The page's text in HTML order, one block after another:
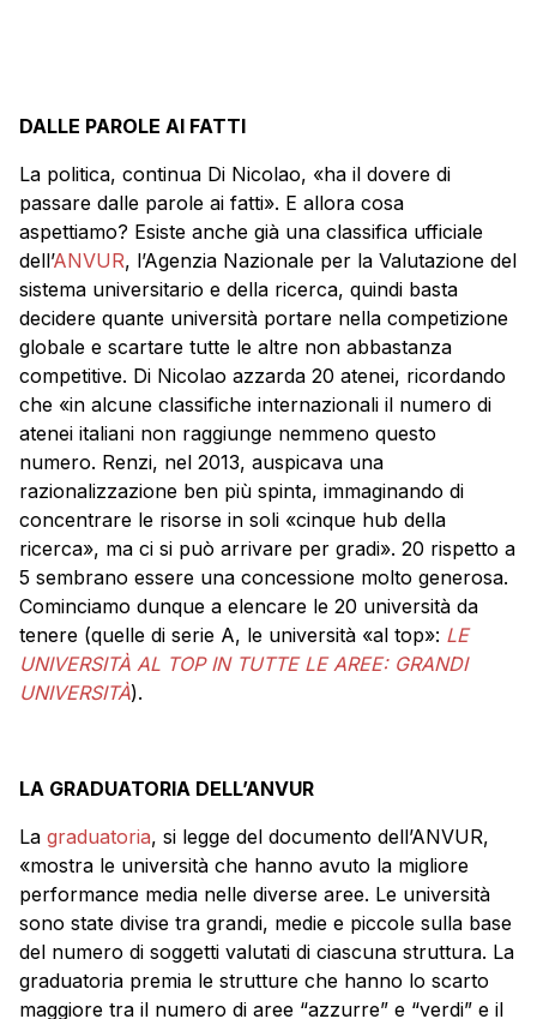
DALLE PAROLE AI FATTI
La politica, continua Di Nicolao, «ha il dovere di
passare dalle parole ai fatti». E allora cosa
aspettiamo? Esiste anche già una classifica ufficiale
dell’ANVUR, l’Agenzia Nazionale per la Valutazione del
sistema universitario e della ricerca, quindi basta
decidere quante università portare nella competizione
globale e scartare tutte le altre non abbastanza
competitive. Di Nicolao azzarda 20 atenei, ricordando
che «in alcune classifiche internazionali il numero di
atenei italiani non raggiunge nemmeno questo
numero. Renzi, nel 2013, auspicava una
razionalizzazione ben più spinta, immaginando di
concentrare le risorse in soli «cinque hub della
ricerca», ma ci si può arrivare per gradi». 20 rispetto a
5 sembrano essere una concessione molto generosa.
Cominciamo dunque a elencare le 20 università da
tenere (quelle di serie A, le università «al top»: LE
UNIVERSITÀ AL TOP IN TUTTE LE AREE: GRANDI
UNIVERSITÀ).
LA GRADUATORIA DELL’ANVUR
La graduatoria, si legge del documento dell’ANVUR,
«mostra le università che hanno avuto la migliore
performance media nelle diverse aree. Le università
sono state divise tra grandi, medie e piccole sulla base
del numero di soggetti valutati di ciascuna struttura. La
graduatoria premia le strutture che hanno lo scarto
maggiore tra il numero di aree “azzurre” e “verdi” e il